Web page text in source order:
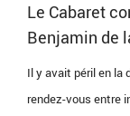
Le Cabaret
Benjamin de
Il y avait péril en la
rendez-vous entre